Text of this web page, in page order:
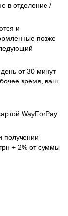
в отделение /
и
позже
от 30 минут
время, ваш
WayForPay
получении
+ 2% от суммы